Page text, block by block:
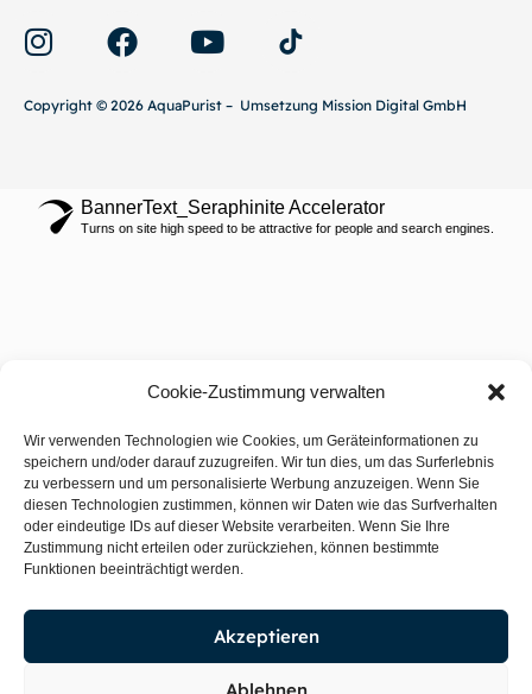
Cookie-Zustimmung verwalten
Wir verwenden Technologien wie Cookies, um Geräteinformationen zu
speichern und/oder darauf zuzugreifen. Wir tun dies, um das Surferlebnis
zu verbessern und um personalisierte Werbung anzuzeigen. Wenn Sie
diesen Technologien zustimmen, können wir Daten wie das Surfverhalten
oder eindeutige IDs auf dieser Website verarbeiten. Wenn Sie Ihre
Zustimmung nicht erteilen oder zurückziehen, können bestimmte
Funktionen beeinträchtigt werden.
Akzeptieren
Ablehnen
Copyright © 2026 AquaPurist – Umsetzung Mission Digital GmbH
BannerText_Seraphinite Accelerator
Turns on site high speed to be attractive for people and search engines.